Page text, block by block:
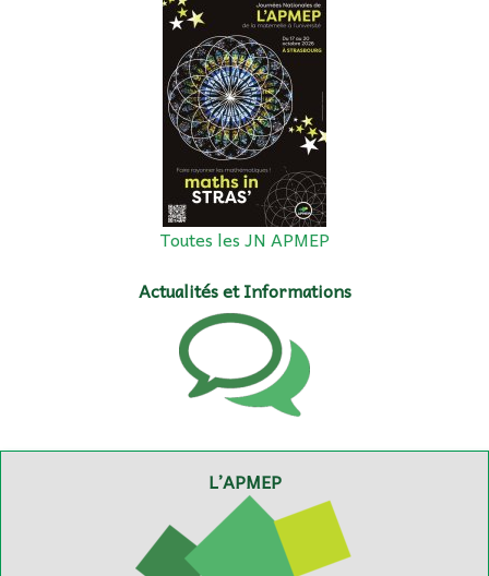
Toutes les JN APMEP
Actualités et Informations
L’APMEP